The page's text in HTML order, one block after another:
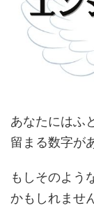
あなたにはふ
留まる数字が
もしそのよう
かもしれませ